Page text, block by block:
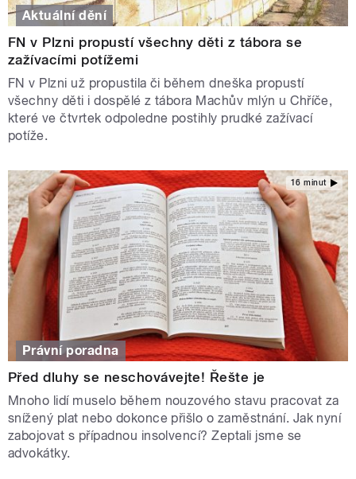
Aktuální dění
FN v Plzni propustí všechny děti z tábora se
zažívacími potížemi
FN v Plzni už propustila či během dneška propustí
všechny děti i dospělé z tábora Machův mlýn u Chříče,
které ve čtvrtek odpoledne postihly prudké zažívací
potíže.
16 minut
Právní poradna
Před dluhy se neschovávejte! Řešte je
Mnoho lidí muselo během nouzového stavu pracovat za
snížený plat nebo dokonce přišlo o zaměstnání. Jak nyní
zabojovat s případnou insolvencí? Zeptali jsme se
advokátky.